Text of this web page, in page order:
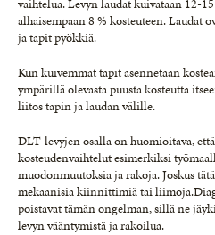
vaihtelua. Levyn laudat kuivataan 12-
alhaisempaan 8 % kosteuteen. Laudat
ja tapit pyökkiä.
Kun kuivemmat tapit asennetaan
ympärillä olevasta puusta kosteutta
liitos tapin ja laudan välille.
DLT-levyjen osalla on huomioitava,
kosteudenvaihtelut esimerkiksi
muodonmuutoksia ja rakoja. Joskus
mekaanisia kiinnittimiä tai
poistavat tämän ongelman, sillä ne
levyn vääntymistä ja rakoilua.